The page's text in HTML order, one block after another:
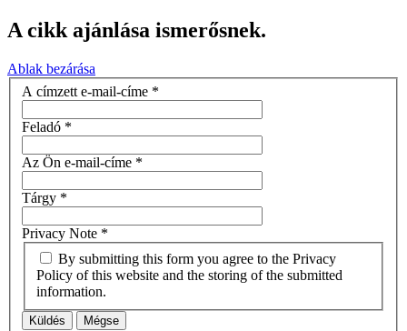
A cikk ajánlása ismerősnek.
Ablak bezárása
A címzett e-mail-címe *
Feladó *
Az Ön e-mail-címe *
Tárgy *
Privacy Note *
Policy of this website and the storing of the submitted
information.
Küldés Mégse